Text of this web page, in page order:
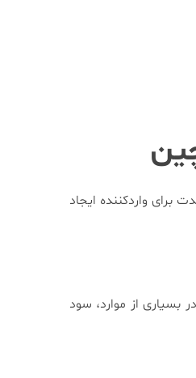
برای واردکننده ایجاد
بسیاری از موارد، سود